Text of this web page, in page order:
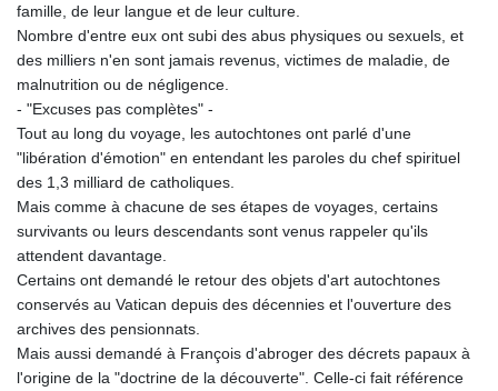
famille, de leur langue et de leur culture.
Nombre d'entre eux ont subi des abus physiques ou sexuels, et
des milliers n'en sont jamais revenus, victimes de maladie, de
malnutrition ou de négligence.
- "Excuses pas complètes" -
Tout au long du voyage, les autochtones ont parlé d'une
"libération d'émotion" en entendant les paroles du chef spirituel
des 1,3 milliard de catholiques.
Mais comme à chacune de ses étapes de voyages, certains
survivants ou leurs descendants sont venus rappeler qu'ils
attendent davantage.
Certains ont demandé le retour des objets d'art autochtones
conservés au Vatican depuis des décennies et l'ouverture des
archives des pensionnats.
Mais aussi demandé à François d'abroger des décrets papaux à
l'origine de la "doctrine de la découverte". Celle-ci fait référence